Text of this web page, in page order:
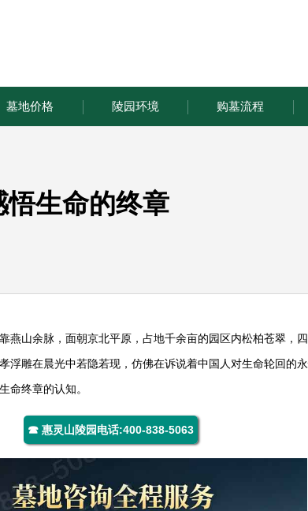
墓地价格 陵园环境 购墓流程
生命的终章
燕山余脉，面朝京北平原，占地千余亩的园区内松柏苍翠，
浮雕在晨光中若隐若现，仿佛在诉说着中国人对生命轮回的
命终章的认知。
☎ 惠灵山陵园电话:400-838-5063